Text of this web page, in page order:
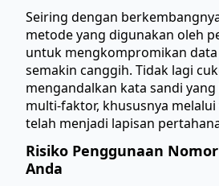
Seiring dengan
metode yang digunakan oleh
untuk mengkompromikan
semakin canggih. Tidak lagi
mengandalkan kata sandi
multi-faktor, khususnya melalui
telah menjadi lapisan
Risiko Penggunaan
Anda